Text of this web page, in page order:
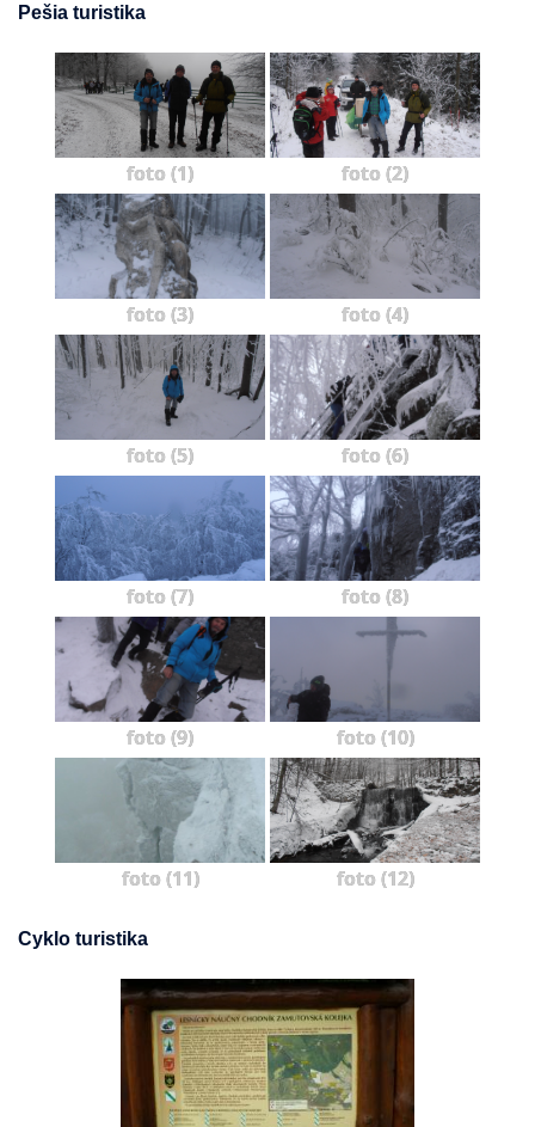
Pešia turistika
foto (1) foto (2)
foto (3) foto (4)
foto (5) foto (6)
foto (7) foto (8)
foto (9) foto (10)
foto (11) foto (12)
Cyklo turistika